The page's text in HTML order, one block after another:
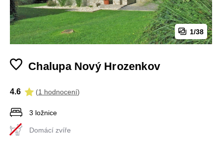
1/38
Chalupa Nový Hrozenkov
4.6 (1 hodnocení)
3 ložnice
Domácí zvíře